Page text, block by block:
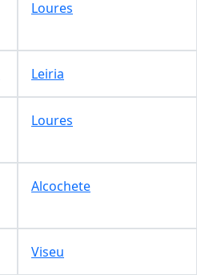
Loures
Leiria
Loures
Alcochete
Viseu